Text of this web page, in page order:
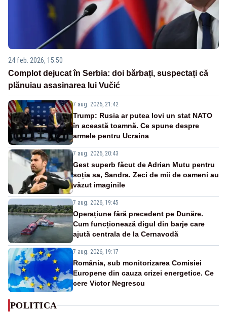
24 feb. 2026, 15:50
Complot dejucat în Serbia: doi bărbați, suspectați că
plănuiau asasinarea lui Vučić
7 aug. 2026, 21:42
Trump: Rusia ar putea lovi un stat NATO
în această toamnă. Ce spune despre
armele pentru Ucraina
7 aug. 2026, 20:43
Gest superb făcut de Adrian Mutu pentru
soția sa, Sandra. Zeci de mii de oameni au
văzut imaginile
7 aug. 2026, 19:45
Operațiune fără precedent pe Dunăre.
Cum funcționează digul din barje care
ajută centrala de la Cernavodă
7 aug. 2026, 19:17
România, sub monitorizarea Comisiei
Europene din cauza crizei energetice. Ce
cere Victor Negrescu
POLITICA